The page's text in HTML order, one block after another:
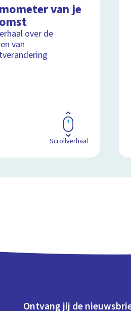
van je
over de
van
Scrollverhaal
Ontvang jij de